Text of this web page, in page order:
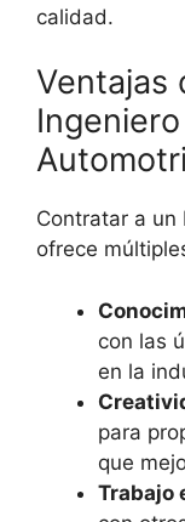
calidad.
Ventajas
Contratar a un
ofrece
con las
en la
para
que
Trabajo